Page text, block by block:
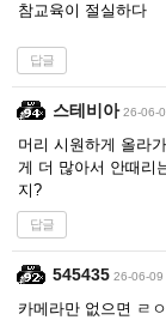
참교육이 절실하다
답글
스테비아 26-06-
머리 시원하게 올라
게 더 많아서 안때리
지?
답글
545435 26-06-09
카메라만 없으면 ㄹ